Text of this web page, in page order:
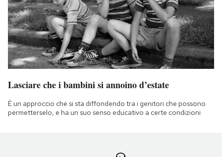
Lasciare che i bambini si annoino d’estate
È un approccio che si sta diffondendo tra i genitori che possono
permetterselo, e ha un suo senso educativo a certe condizioni